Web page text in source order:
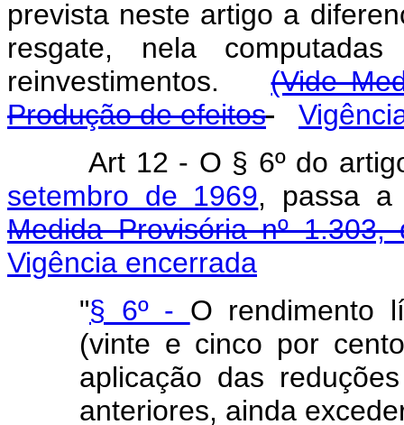
prevista neste artigo a
resgate, nela
reinvestimentos.(Vide
Produção de efeitos
Art 12 - O § 6º do
setembro de 1969, passa
Medida Provisória nº 1.303,
Vigência encerrada
"§ 6º - O rendimento
(vinte e cinco por
aplicação das
anteriores, ainda